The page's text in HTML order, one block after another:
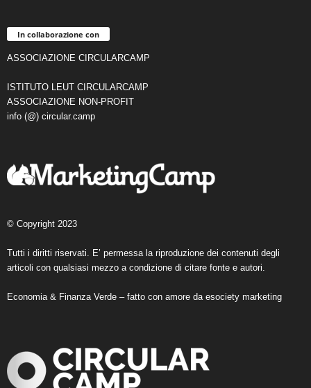
In collaborazione con
ASSOCIAZIONE CIRCULARCAMP
ISTITUTO LEUT CIRCULARCAMP
ASSOCIAZIONE NON-PROFIT
info (@) circular.camp
© Copyright 2023
Tutti i diritti riservati. E’ permessa la riproduzione dei contenuti degli
articoli con qualsiasi mezzo a condizione di citare fonte e autori.
Economia & Finanza Verde – fatto con amore da esociety marketing